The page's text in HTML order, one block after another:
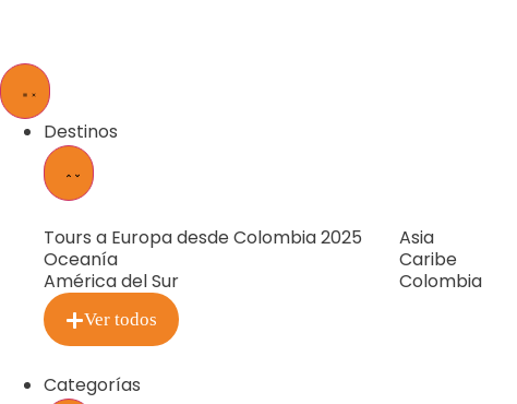
Destinos
Tours a Europa desde Colombia 2025 Asia
Oceanía
Caribe
América del Sur
Colombia
Ver todos
Categorías